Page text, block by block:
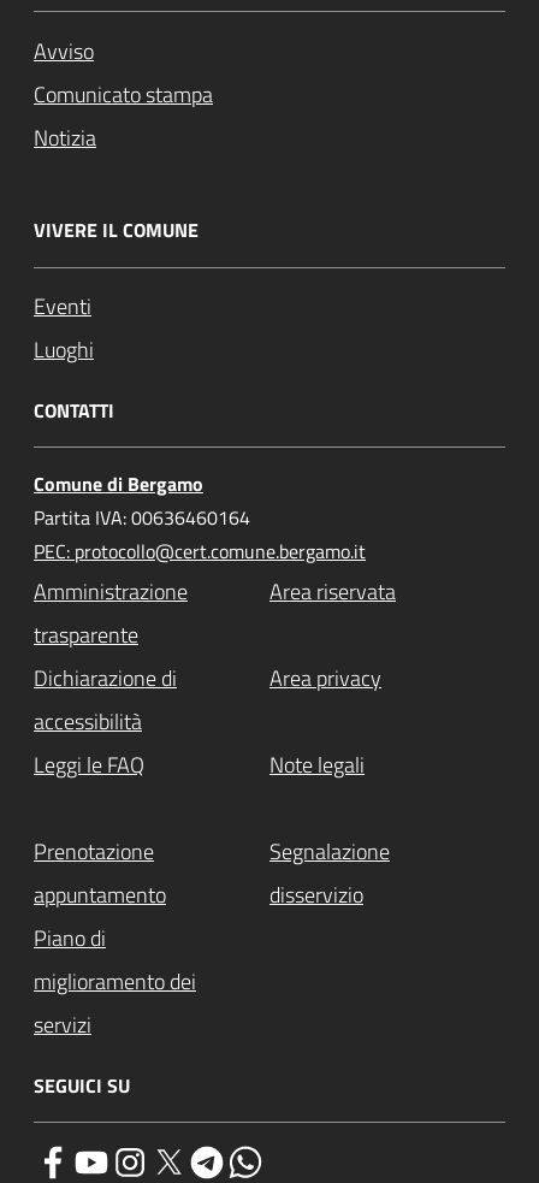
Avviso
Comunicato stampa
Notizia
VIVERE IL COMUNE
Eventi
Luoghi
CONTATTI
Comune di Bergamo
Partita IVA: 00636460164
PEC: protocollo@cert.comune.bergamo.it
Amministrazione
trasparente
Area riservata
Dichiarazione di
accessibilità
Area privacy
Leggi le FAQ Note legali
Prenotazione
appuntamento
Segnalazione
disservizio
Piano di
miglioramento dei
servizi
SEGUICI SU